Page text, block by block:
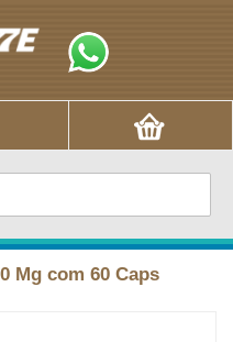
Mg com 60 Caps